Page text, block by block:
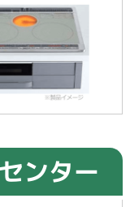
ンター